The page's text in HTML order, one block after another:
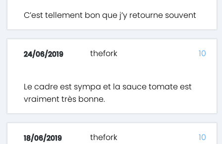
C’est tellement bon que j’y retourne souvent
24/06/2019 thefork
Le cadre est sympa et la sauce tomate est
vraiment très bonne.
10
18/06/2019 thefork 10